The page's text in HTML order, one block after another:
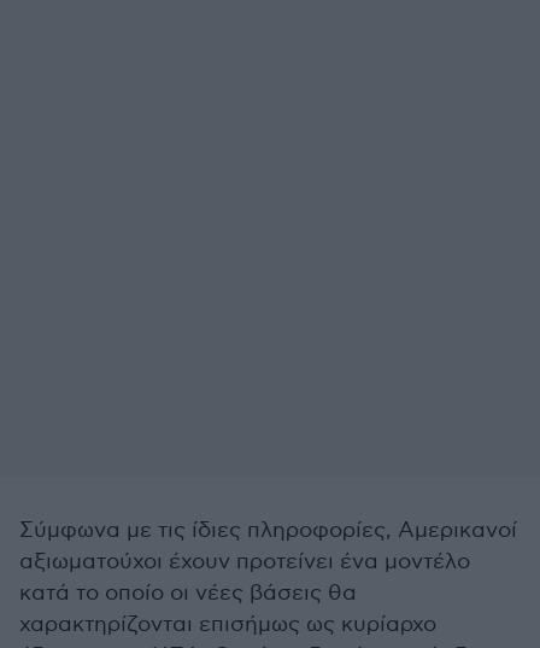
Σύμφωνα με τις ίδιες πληροφορίες, Αμερικανοί
αξιωματούχοι έχουν προτείνει ένα μοντέλο
κατά το οποίο οι νέες βάσεις θα
χαρακτηρίζονται επισήμως ως κυρίαρχο